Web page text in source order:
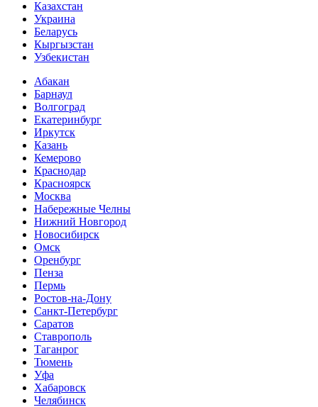
Казахстан
Украина
Беларусь
Кыргызстан
Узбекистан
Абакан
Барнаул
Волгоград
Екатеринбург
Иркутск
Казань
Кемерово
Краснодар
Красноярск
Москва
Набережные Челны
Нижний Новгород
Новосибирск
Омск
Оренбург
Пенза
Пермь
Ростов-на-Дону
Санкт-Петербург
Саратов
Ставрополь
Таганрог
Тюмень
Уфа
Хабаровск
Челябинск